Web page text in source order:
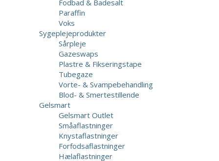
Fodbad & Badesalt
Paraffin
Voks
Sygeplejeprodukter
Sårpleje
Gazeswaps
Plastre & Fikseringstape
Tubegaze
Vorte- & Svampebehandling
Blod- & Smertestillende
Gelsmart
Gelsmart Outlet
Småaflastninger
Knystaflastninger
Forfodsaflastninger
Hælaflastninger